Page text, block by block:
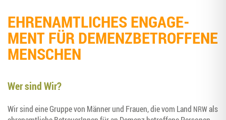
EHREN­AMT­LI­CHES ENGA­GE­
MENT FÜR DEMENZ­BE­TROF­FE­NE
MENSCHEN
Wer sind Wir?
Wir sind eine Grup­pe von Män­ner und Frau­en, die vom Land NRWals